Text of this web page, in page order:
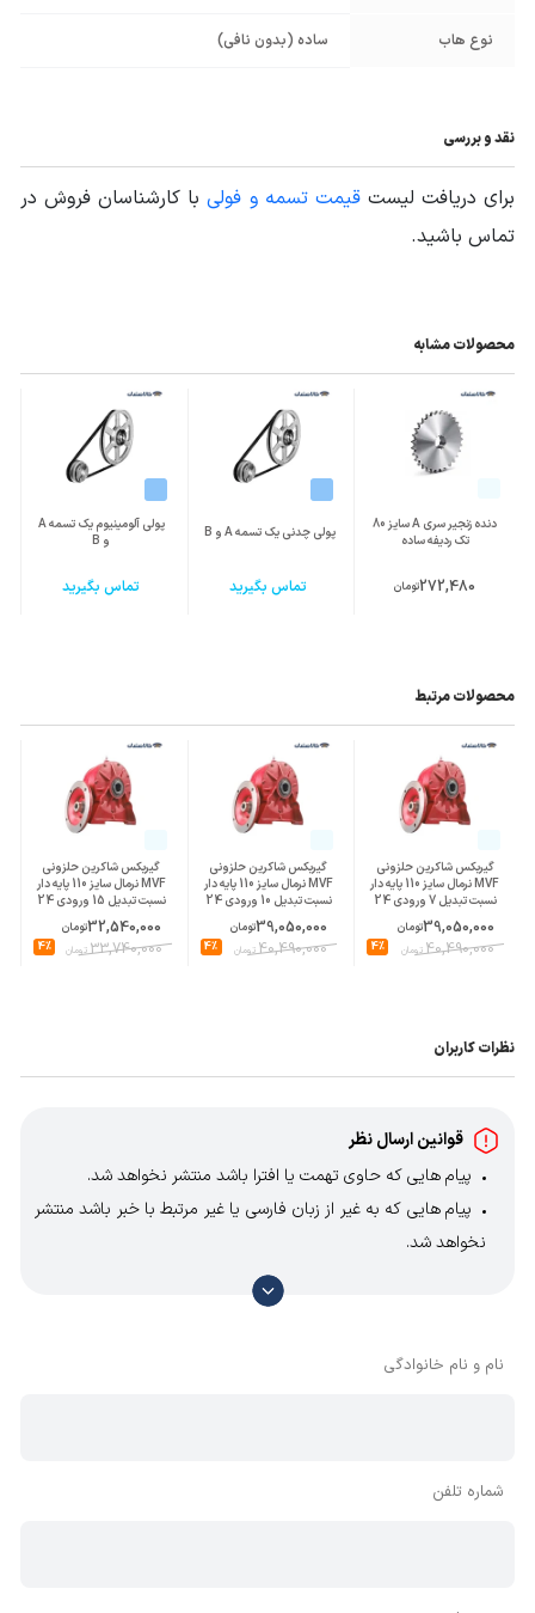
نوع هاب ساده (بدون نافی)
نقد و بررسی
برای دریافت لیستقیمت تسمه و فولیبا کارشناسان فروش در
تماس باشید.
محصولات مشابه
دنده زنجیر سری A سایز 80
تک ردیفه ساده
272,480تومان
پولی چدنی یک تسمه A و B
تماس بگیرید
پولی آلومینیوم یک تسمه A
و B
تماس بگیرید
محصولات مرتبط
گیربکس شاکرین حلزونی
MVF نرمال سایز 110 پایه دار
نسبت تبدیل 7 ورودی 24
پوسته چدن
39,050,000تومان
40,490,000تومان 4%
گیربکس شاکرین حلزونی
MVF نرمال سایز 110 پایه دار
نسبت تبدیل 10 ورودی 24
پوسته چدن
39,050,000تومان
40,490,000تومان 4%
گیربکس شاکرین حلزونی
MVF نرمال سایز 110 پایه دار
نسبت تبدیل 15 ورودی 24
پوسته چدن
32,540,000تومان
33,740,000تومان 4%
نظرات کاربران
قوانین ارسال نظر
پیام هایی که حاوی تهمت یا افترا باشد منتشر نخواهد شد.
پیام هایی که به غیر از زبان فارسی یا غیر مرتبط با خبر باشد منتشر
نخواهد شد.
با توجه به آن که امکان موافقت یا مخالفت با محتوای نظرات
وجود دارد، معمولا نظراتی که محتوای مشابه دارند، انتشار نمی‌یابند
نام و نام خانوادگی
شماره تلفن